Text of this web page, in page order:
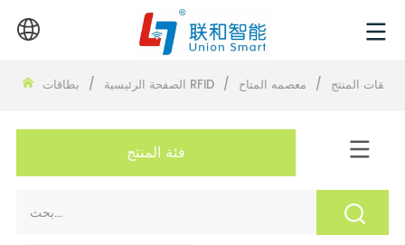
الصفحة الرئيسية / بطاقات RFID / المنتج / معصمه المتاح
فئة المنتج